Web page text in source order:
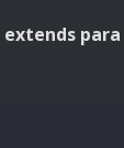
extends para